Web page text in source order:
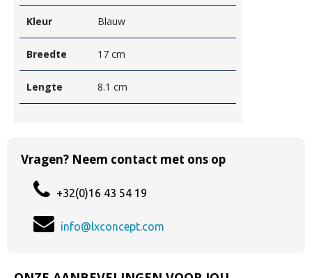
Kleur Blauw
Breedte 17 cm
Lengte 8.1 cm
Vragen? Neem contact met ons op
+32(0)16 43 54 19
info@lxconcept.com